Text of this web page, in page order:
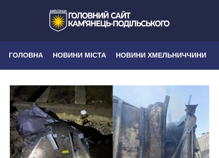
ГОЛОВНА НОВИНИ МІСТА НОВИНИ ХМЕЛЬНИЧЧИНИ